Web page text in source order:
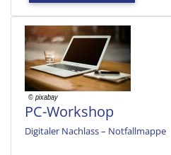
PC-Workshop
Digitaler Nachlass – Notfallmappe